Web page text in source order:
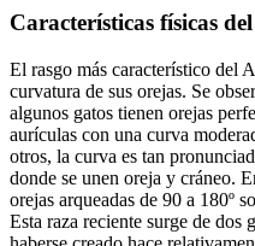
Características físicas
El rasgo más característico del
curvatura de sus orejas. Se
algunos gatos tienen orejas
aurículas con una curva
otros, la curva es tan
donde se unen oreja y cráneo.
orejas arqueadas de 90 a 180º
Esta raza reciente surge de dos